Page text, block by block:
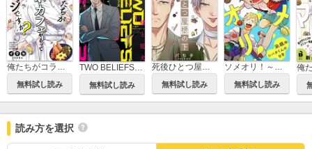
俺たちがコラボカフェやるってマジですか？
無料試し読み 無料試し読み 無料試し読み
ソメオリ！～染織科シバタくんの日常～
無料試し読み
読み方を選択